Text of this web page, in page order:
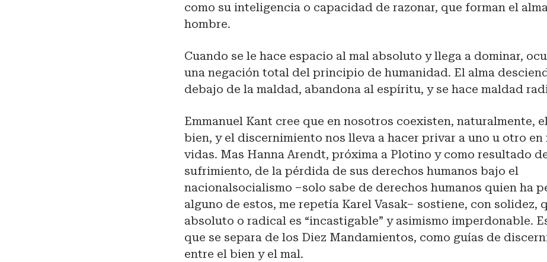
como su inteligencia o capacidad de razonar, que forman el
hombre.
Cuando se le hace espacio al mal absoluto y llega a dominar,
una negación total del principio de humanidad. El alma
debajo de la maldad, abandona al espíritu, y se hace maldad
Emmanuel Kant cree que en nosotros coexisten, naturalmente,
bien, y el discernimiento nos lleva a hacer privar a uno u otro en
vidas. Mas Hanna Arendt, próxima a Plotino y como resultado
sufrimiento, de la pérdida de sus derechos humanos bajo el
nacionalsocialismo –solo sabe de derechos humanos quien ha
alguno de estos, me repetía Karel Vasak– sostiene, con solidez,
absoluto o radical es “incastigable” y asimismo imperdonable.
que se separa de los Diez Mandamientos, como guías de
entre el bien y el mal.